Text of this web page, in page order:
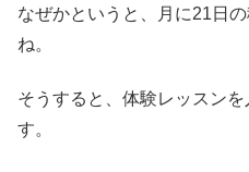
なぜかというと、月に21日
ね。
そうすると、体験レッスン
す。